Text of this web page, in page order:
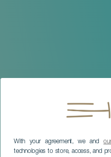
With your agreement, we and
technologies to store, access, and